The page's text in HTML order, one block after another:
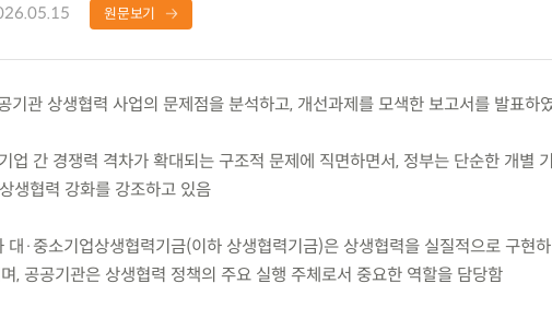
원문보기
기관 상생협력 사업의 문제점을 분석하고, 개선과제를 모색한 보고서를 발표하
업 간 경쟁력 격차가 확대되는 구조적 문제에 직면하면서, 정부는 단순한 개별
생협력 강화를 강조하고 있음
·중소기업상생협력기금(이하 상생협력기금)은 상생협력을 실질적으로 구현
, 공공기관은 상생협력 정책의 주요 실행 주체로서 중요한 역할을 담당함